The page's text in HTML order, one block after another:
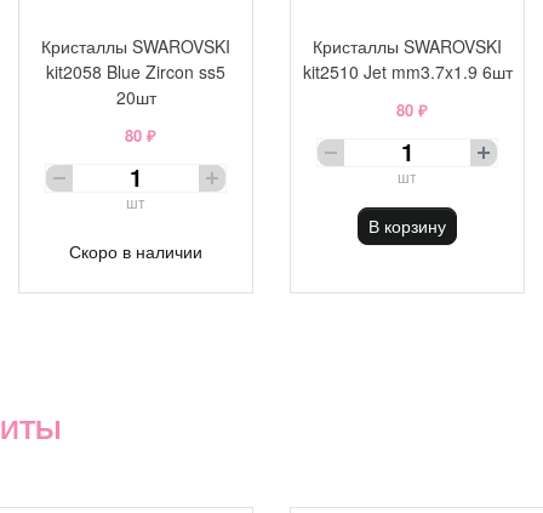
Кристаллы SWAROVSKI
kit2058 Blue Zircon ss5
20шт
80 ₽
шт
Скоро в наличии
Кристаллы SWAROVSKI
kit2510 Jet mm3.7x1.9 6шт
80 ₽
шт
В корзину